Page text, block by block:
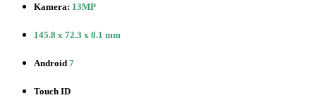
Kamera: 13MP
145.8 x 72.3 x 8.1 mm
Android 7
Touch ID